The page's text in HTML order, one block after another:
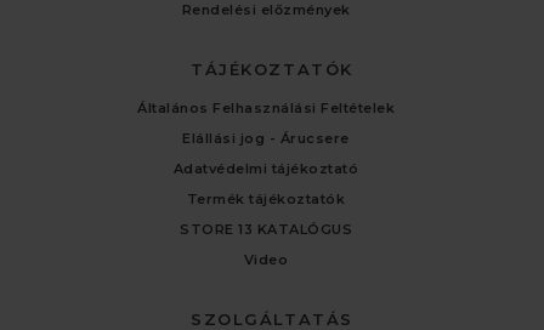
Rendelési előzmények
TÁJÉKOZTATÓK
Általános Felhasználási Feltételek
Elállási jog - Árucsere
Adatvédelmi tájékoztató
Termék tájékoztatók
STORE 13 KATALÓGUS
Video
SZOLGÁLTATÁS